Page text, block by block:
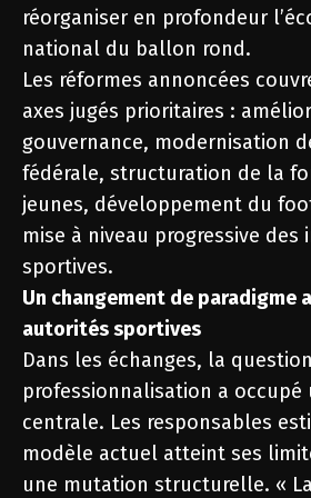
réorganiser en profondeur
national du ballon rond.
Les réformes annoncées
axes jugés prioritaires :
gouvernance, modernisation
fédérale, structuration de la
jeunes, développement du
mise à niveau progressive des
sportives.
Un changement de paradigme
autorités sportives
Dans les échanges, la
professionnalisation a occupé
centrale. Les responsables
modèle actuel atteint ses
une mutation structurelle. « La